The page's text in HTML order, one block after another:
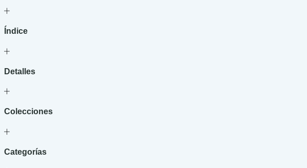
Índice
Detalles
Colecciones
Categorías